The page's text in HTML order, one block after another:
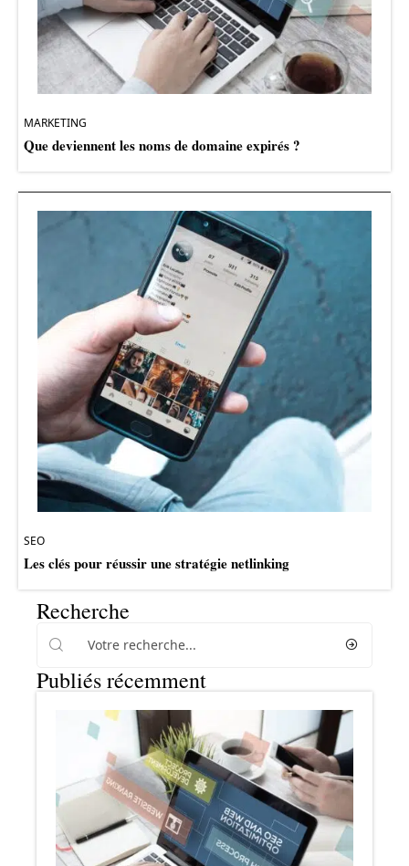
MARKETING
Que deviennent les noms de domaine expirés ?
SEO
Les clés pour réussir une stratégie netlinking
Recherche
Publiés récemment